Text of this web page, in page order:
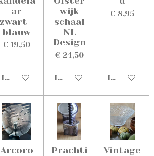
ar
zwart -
blauw
€ 19,50
In winkelwagen
wijk
schaal
NL
Design
€ 24,50
In winkelwagen
€ 8,95
In
Arcoro
Prachti
Vintage